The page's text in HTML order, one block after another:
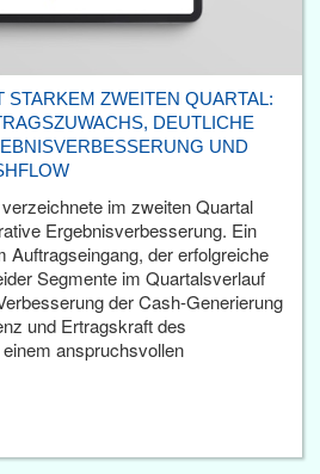
STARKEM ZWEITEN QUARTAL:
DEUTLICHE
UND
im zweiten Quartal
Ergebnisverbesserung. Ein
Auftragseingang, der erfolgreiche
Segmente im Quartalsverlauf
der Cash-Generierung
und Ertragskraft des
anspruchsvollen